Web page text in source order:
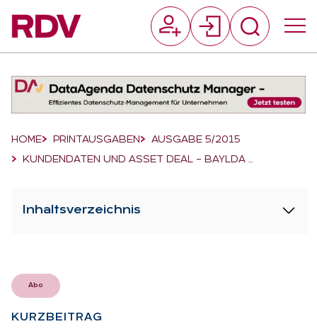
Breadcrumb-Navigation
HOME PRINTAUSGABEN
AUSGABE 5/2015
KUNDENDATEN UND ASSET DEAL – BAYLDA …
Inhaltsverzeichnis
Abo
KURZ­BEI­TRAG